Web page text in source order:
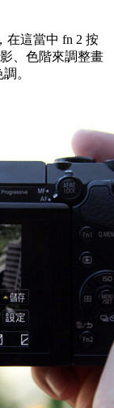
在這當中 fn 2 按
、色階來調整畫
。